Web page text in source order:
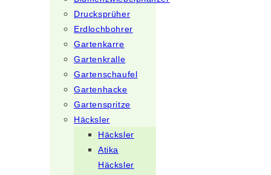
Drucksprüher
Erdlochbohrer
Gartenkarre
Gartenkralle
Gartenschaufel
Gartenhacke
Gartenspritze
Häcksler
Häcksler
Atika
Häcksler